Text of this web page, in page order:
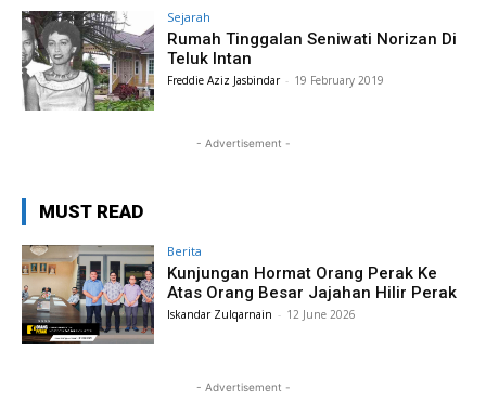
Sejarah
Rumah Tinggalan Seniwati Norizan Di
Teluk Intan
Freddie Aziz Jasbindar - 19 February 2019
- Advertisement -
MUST READ
Berita
Kunjungan Hormat Orang Perak Ke
Atas Orang Besar Jajahan Hilir Perak
Iskandar Zulqarnain - 12 June 2026
- Advertisement -